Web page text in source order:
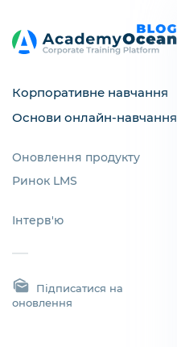
Корпоративне навчання
Основи онлайн-навчання
Оновлення продукту
Ринок LMS
Інтерв'ю
Підписатися на
оновлення